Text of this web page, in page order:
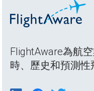
FlightAware為航
時、歷史和預測性